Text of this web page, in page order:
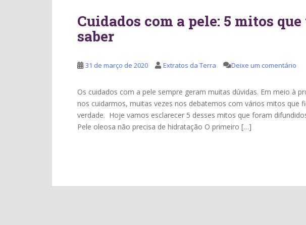
Cuidados com a pele: 5 mitos
saber
31 de março de 2020 Extratos da Terra Deixe um comentário
Os cuidados com a pele sempre geram muitas dúvidas. Em meio à
nos cuidarmos, muitas vezes nos debatemos com vários mitos que
verdade. Hoje vamos esclarecer 5 desses mitos que foram
Pele oleosa não precisa de hidratação O primeiro […]